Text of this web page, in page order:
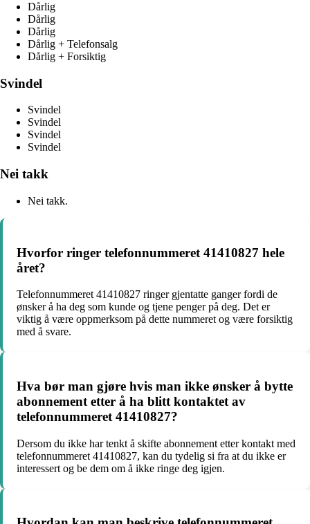
Dårlig
Dårlig
Dårlig
Dårlig + Telefonsalg
Dårlig + Forsiktig
Svindel
Svindel
Svindel
Svindel
Svindel
Nei takk
Nei takk.
Hvorfor ringer telefonnummeret 41410827 hele
året?
Telefonnummeret 41410827 ringer gjentatte ganger fordi de
ønsker å ha deg som kunde og tjene penger på deg. Det er
viktig å være oppmerksom på dette nummeret og være forsiktig
med å svare.
Hva bør man gjøre hvis man ikke ønsker å bytte
abonnement etter å ha blitt kontaktet av
telefonnummeret 41410827?
Dersom du ikke har tenkt å skifte abonnement etter kontakt med
telefonnummeret 41410827, kan du tydelig si fra at du ikke er
interessert og be dem om å ikke ringe deg igjen.